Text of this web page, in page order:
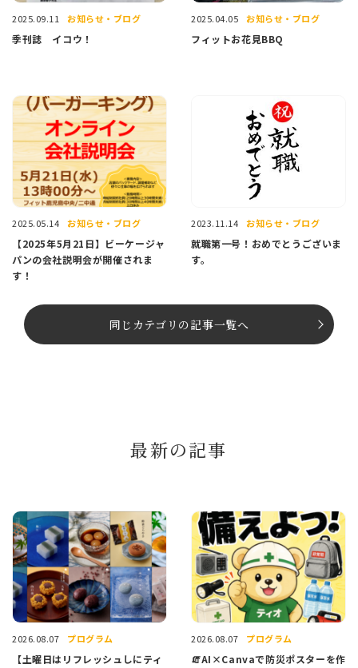
2025.09.11 お知らせ・ブログ
季刊誌 イコウ！
2025.04.05 お知らせ・ブログ
フィットお花見BBQ
2025.05.14 お知らせ・ブログ
【2025年5月21日】ビーケージャ
パンの会社説明会が開催されま
す！
2023.11.14 お知らせ・ブログ
就職第一号！おめでとうございま
す。
同じカテゴリの記事⼀覧へ
最新の記事
2026.08.07 プログラム
【土曜日はリフレッシュしにティ
2026.08.07 プログラム
🧯AI×Canvaで防災ポスターを作